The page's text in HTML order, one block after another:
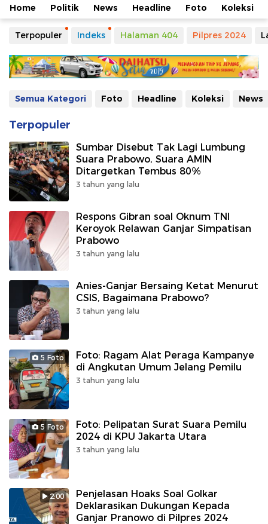
Home Politik News Headline Foto Koleksi
Terpopuler Indeks Halaman 404 Pilpres 2024
Semua Kategori Foto Headline Koleksi News
Terpopuler
Sumbar Disebut Tak Lagi Lumbung
Suara Prabowo, Suara AMIN
Ditargetkan Tembus 80%
3 tahun yang lalu
Respons Gibran soal Oknum TNI
Keroyok Relawan Ganjar Simpatisan
Prabowo
3 tahun yang lalu
Anies-Ganjar Bersaing Ketat Menurut
CSIS, Bagaimana Prabowo?
3 tahun yang lalu
5 Foto
Foto: Ragam Alat Peraga Kampanye
di Angkutan Umum Jelang Pemilu
3 tahun yang lalu
5 Foto
Foto: Pelipatan Surat Suara Pemilu
2024 di KPU Jakarta Utara
3 tahun yang lalu
2:00
Penjelasan Hoaks Soal Golkar
Deklarasikan Dukungan Kepada
Ganjar Pranowo di Pilpres 2024